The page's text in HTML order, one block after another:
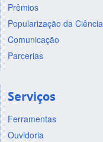
Prêmios
Popularização da Ciência
Comunicação
Parcerias
Serviços
Ferramentas
Ouvidoria